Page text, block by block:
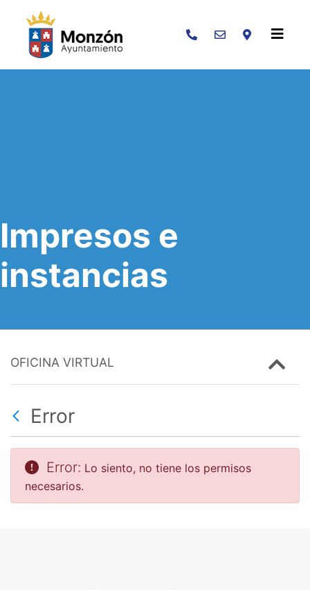
Buscar
Impresos e
instancias
OFICINA VIRTUAL
Error
Error: Lo siento, no tiene los permisos
necesarios.